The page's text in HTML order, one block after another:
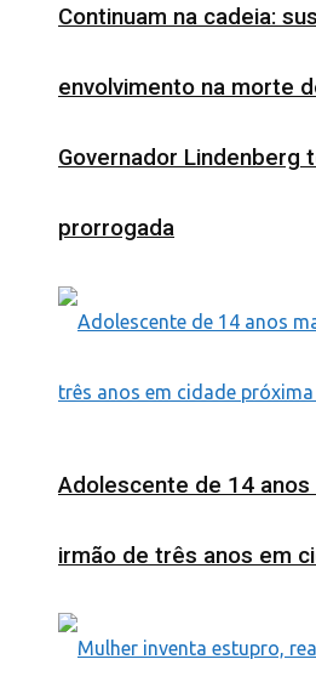
Continuam na cadeia:
envolvimento na morte
Governador Lindenberg
prorrogada
Adolescente de 14
irmão de três anos em